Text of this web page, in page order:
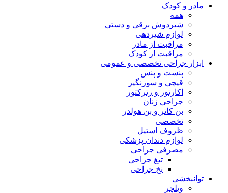
مادر و کودک
همه
شیردوش برقی و دستی
لوازم شیردهی
مراقبت از مادر
مراقبت از کودک
ابزار جراحی تخصصی و عمومی
پنست و پنس
قیچی و سوزنگیر
اکارتور و رترکتور
جراحی زنان
بن کاتر و بن هولدر
تخصصی
ظروف استیل
لوازم دندان پزشکی
مصرفی جراحی
تیغ جراحی
نخ جراحی
توانبخشی
ویلچر